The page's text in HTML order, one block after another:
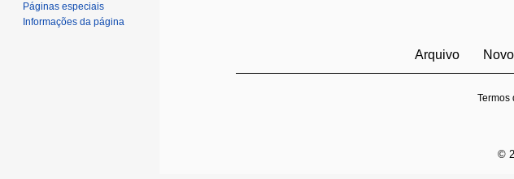
Páginas especiais
Informações da página
Arquivo
Termos
©